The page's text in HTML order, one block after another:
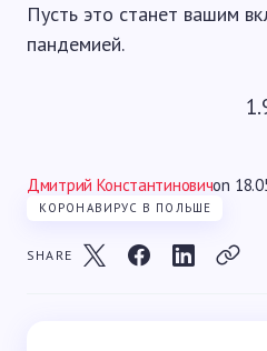
Пусть это станет вашим
пандемией.
Дмитрий Константиновичon
КОРОНАВИРУС В ПОЛЬШЕ
SHARE